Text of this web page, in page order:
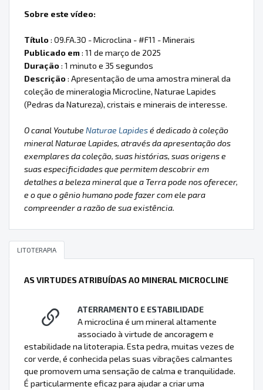
Sobre este vídeo:
Título: 09.FA.30 - Microclina - #F11 - Minerais
Publicado em: 11 de março de 2025
Duração: 1 minuto e 35 segundos
Descrição: Apresentação de uma amostra mineral da
coleção de mineralogia Microcline, Naturae Lapides
(Pedras da Natureza), cristais e minerais de interesse.
O canal Youtube Naturae Lapidesé dedicado à coleção
mineral Naturae Lapides, através da apresentação dos
exemplares da coleção, suas histórias, suas origens e
suas especificidades que permitem descobrir em
detalhes a beleza mineral que a Terra pode nos oferecer,
e o que o gênio humano pode fazer com ele para
compreender a razão de sua existência.
LITOTERAPIA
AS VIRTUDES ATRIBUÍDAS AO MINERAL MICROCLINE
ATERRAMENTO E ESTABILIDADE
A microclina é um mineral altamente
associado à virtude de ancoragem e
estabilidade na litoterapia. Esta pedra, muitas vezes de
cor verde, é conhecida pelas suas vibrações calmantes
que promovem uma sensação de calma e tranquilidade.
É particularmente eficaz para ajudar a criar uma